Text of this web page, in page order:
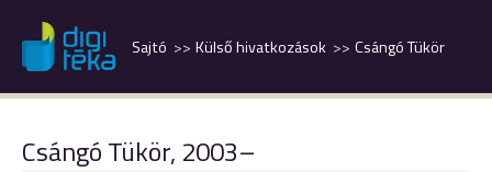
Csángó Tükör
Külső hivatkozások
Sajtó
Csángó Tükör, 2003–